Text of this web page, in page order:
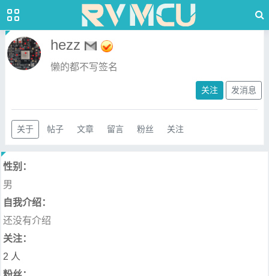
hezz
懒的都不写签名
关注 发消息
关于 帖子 文章 留言 粉丝 关注
性别：
男
自我介绍：
还没有介绍
关注：
2 人